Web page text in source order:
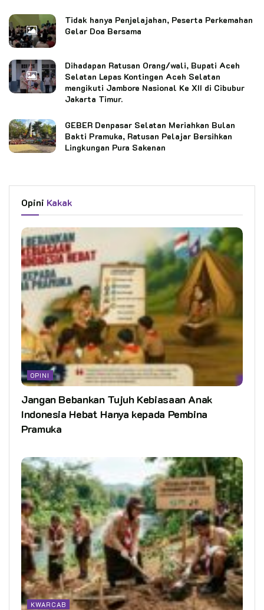
Tidak hanya Penjelajahan, Peserta Perkemahan
Gelar Doa Bersama
Dihadapan Ratusan Orang/wali, Bupati Aceh
Selatan Lepas Kontingen Aceh Selatan
mengikuti Jambore Nasional Ke XII di Cibubur
Jakarta Timur.
GEBER Denpasar Selatan Meriahkan Bulan
Bakti Pramuka, Ratusan Pelajar Bersihkan
Lingkungan Pura Sakenan
Opini Kakak
OPINI
Jangan Bebankan Tujuh Kebiasaan Anak
Indonesia Hebat Hanya kepada Pembina
Pramuka
KWARCAB